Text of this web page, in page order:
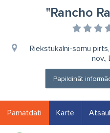
"Rancho
Riekstukalni-somu
nov.,
Papildināt
Pamatdati Karte